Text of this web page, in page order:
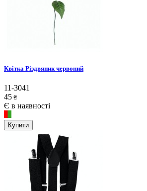
Квітка Різдвяник червоний
11-3041
45 ₴
Є в наявності
Купити